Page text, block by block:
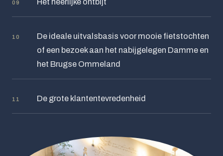
09 Het heerlijke ontbijt
10
De ideale uitvalsbasis voor mooie fietstochten
of een bezoek aan het nabijgelegen Damme en
het Brugse Ommeland
11 De grote klantentevredenheid